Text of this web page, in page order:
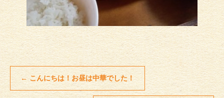
←こんにちは！お昼は中華でした！